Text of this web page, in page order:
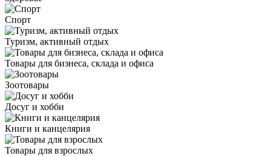
Спорт
Туризм, активный отдых
Товары для бизнеса, склада и офиса
Зоотовары
Досуг и хобби
Книги и канцелярия
Товары для взрослых